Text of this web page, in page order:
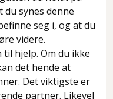
synes denne
seg i, og at du
videre.
til hjelp. Om du ikke
det hende at
Det viktigste er
partner. Likevel